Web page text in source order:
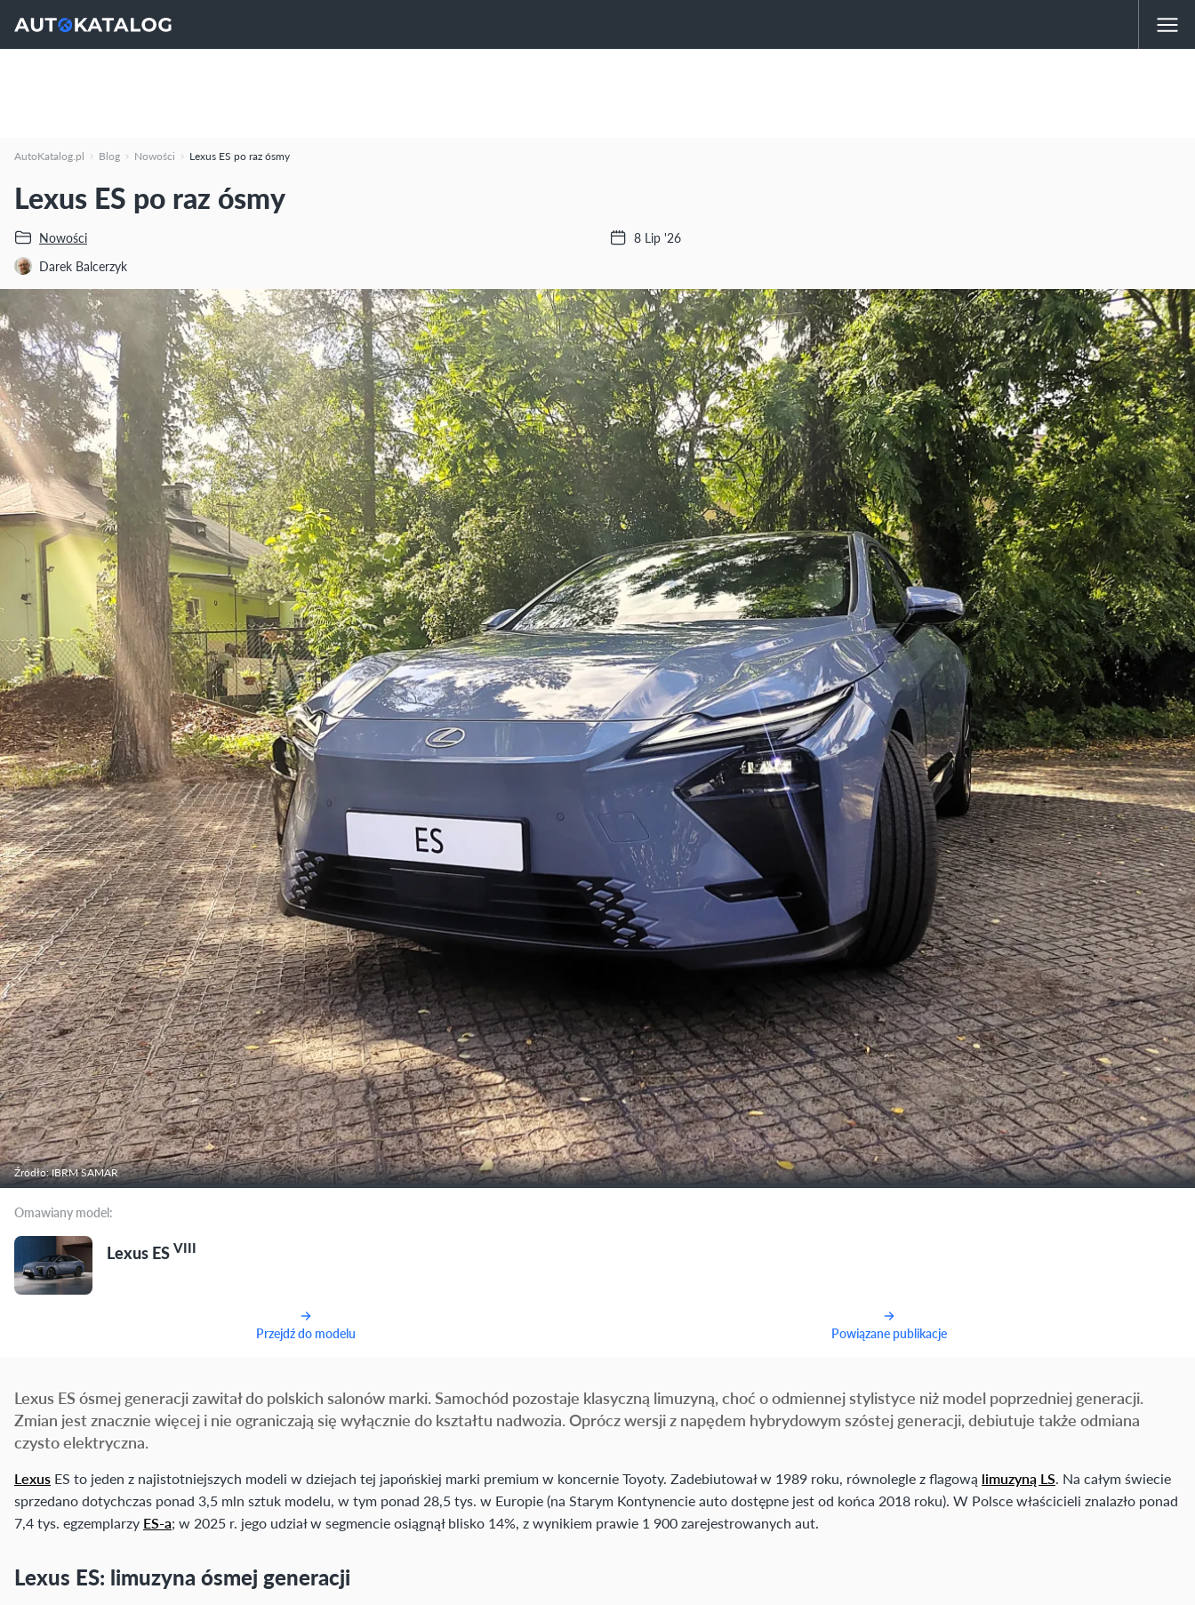
AutoKatalog.pl Blog Nowości Lexus ES po raz ósmy
Lexus ES po raz ósmy
Nowości
Darek Balcerzyk
8 Lip '26
Źródło: IBRM SAMAR
Omawiany model:
Lexus ESVIII
Przejdź do modelu Powiązane publikacje
Lexus ES ósmej generacji zawitał do polskich salonów marki. Samochód pozostaje klasyczną limuzyną, choć o odmiennej stylistyce niż model poprzedniej generacji.
Zmian jest znacznie więcej i nie ograniczają się wyłącznie do kształtu nadwozia. Oprócz wersji z napędem hybrydowym szóstej generacji, debiutuje także odmiana
czysto elektryczna.
Lexus ES to jeden z najistotniejszych modeli w dziejach tej japońskiej marki premium w koncernie Toyoty. Zadebiutował w 1989 roku, równolegle z flagową limuzyną LS. Na całym świecie
sprzedano dotychczas ponad 3,5 mln sztuk modelu, w tym ponad 28,5 tys. w Europie (na Starym Kontynencie auto dostępne jest od końca 2018 roku). W Polsce właścicieli znalazło ponad
7,4 tys. egzemplarzy ES-a; w 2025 r. jego udział w segmencie osiągnął blisko 14%, z wynikiem prawie 1 900 zarejestrowanych aut.
Lexus ES: limuzyna ósmej generacji